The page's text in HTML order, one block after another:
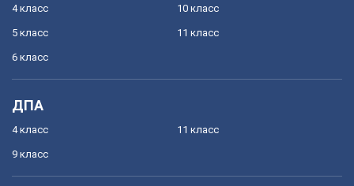
4 класс
5 класс
6 класс
10 класс
11 класс
ДПА
4 класс
9 класс
11 класс